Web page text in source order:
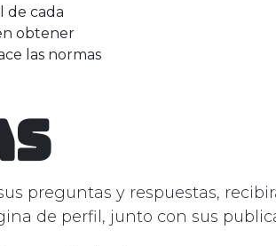
de cada
obtener
las normas
preguntas y respuestas,
de perfil, junto con sus